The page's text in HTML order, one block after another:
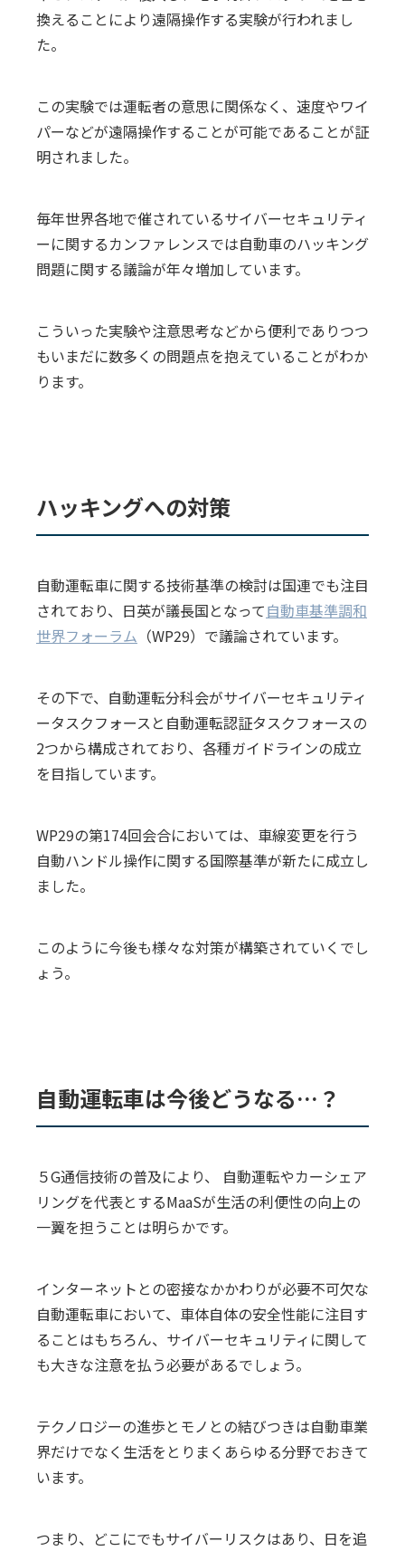
換えることにより遠隔操作する実験が行われまし
た。
この実験では運転者の意思に関係なく、速度やワイ
パーなどが遠隔操作することが可能であることが証
明されました。
毎年世界各地で催されているサイバーセキュリティ
ーに関するカンファレンスでは自動車のハッキング
問題に関する議論が年々増加しています。
こういった実験や注意思考などから便利でありつつ
もいまだに数多くの問題点を抱えていることがわか
ります。
ハッキングへの対策
自動運転車に関する技術基準の検討は国連でも注目
されており、日英が議長国となって自動車基準調和
世界フォーラム （WP29）で議論されています。
その下で、自動運転分科会がサイバーセキュリティ
ータスクフォースと自動運転認証タスクフォースの
2つから構成されており、各種ガイドラインの成立
を目指しています。
WP29の第174回会合においては、車線変更を行う
自動ハンドル操作に関する国際基準が新たに成立し
ました。
このように今後も様々な対策が構築されていくでし
ょう。
自動運転車は今後どうなる…？
５G通信技術の普及により、 自動運転やカーシェア
リングを代表とするMaaSが生活の利便性の向上の
一翼を担うことは明らかです。
インターネットとの密接なかかわりが必要不可欠な
自動運転車において、車体自体の安全性能に注目す
ることはもちろん、サイバーセキュリティに関して
も大きな注意を払う必要があるでしょう。
テクノロジーの進歩とモノとの結びつきは自動車業
界だけでなく生活をとりまくあらゆる分野でおきて
います。
つまり、どこにでもサイバーリスクはあり、日を追